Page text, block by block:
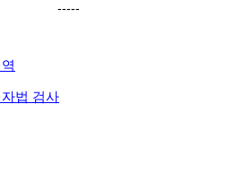
-----
자법 검사